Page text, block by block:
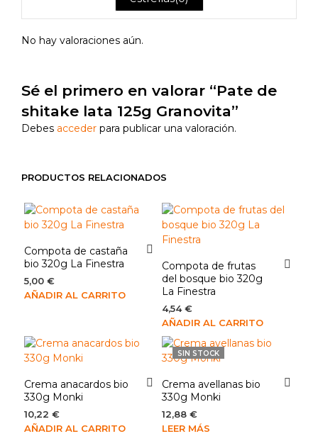
No hay valoraciones aún.
Sé el primero en valorar “Pate de
shitake lata 125g Granovita”
Debes acceder para publicar una valoración.
PRODUCTOS RELACIONADOS
Compota de castaña
bio 320g La Finestra
5,00 €
AÑADIR AL CARRITO
Compota de frutas
del bosque bio 320g
La Finestra
4,54€
AÑADIR AL CARRITO
Crema anacardos bio
330g Monki
10,22 €
AÑADIR AL CARRITO
SIN STOCK
Crema avellanas bio
330g Monki
12,88 €
LEER MÁS